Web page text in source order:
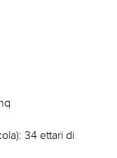
34 ettari di